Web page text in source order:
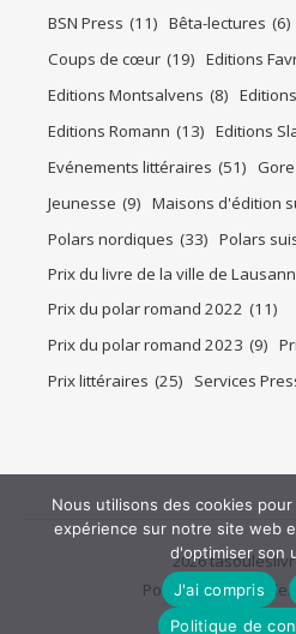
BSN Press (11) Bêta-lectures (6)
Coups de cœur (19) Editions
Editions Montsalvens (8)
Editions Romann (13) Editions
Evénements littéraires (51)
Jeunesse (9) Maisons d'édition
Polars nordiques (33) Polars
Prix du livre de la ville de
Prix du polar romand 2022 (11)
Prix du polar romand 2023 (9)
Prix littéraires (25) Services
2026
Politique de
Nous utilisons des cookies
expérience sur notre site web
d'optimiser son
J'ai compris
Politique de